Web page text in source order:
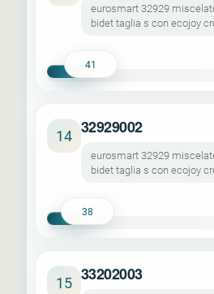
eurosmart 32929
bidet taglia s con ecojoy
41
14 32929002
eurosmart 32929
bidet taglia s con ecojoy
38
15 33202003